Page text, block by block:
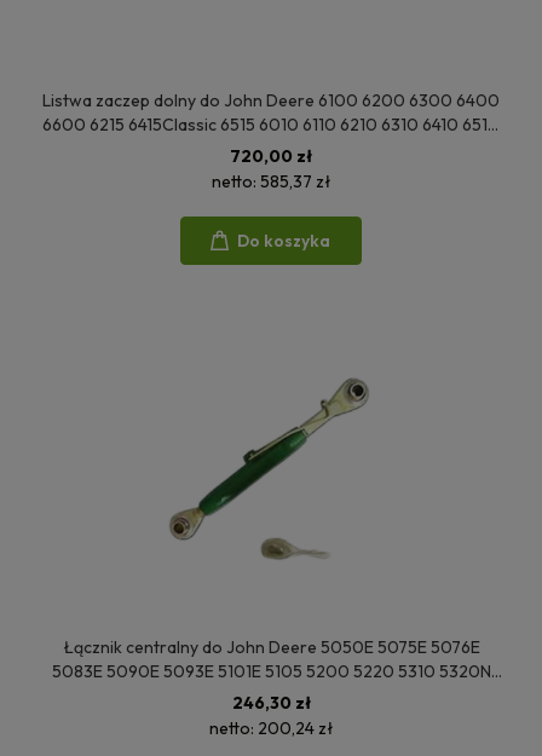
Listwa zaczep dolny do John Deere 6100 6200 6300 6400
6600 6215 6415Classic 6515 6010 6110 6210 6310 6410 6510
6610 6020S 6120 6220 6320 6420 L114953
720,00 zł
netto: 585,37 zł
Do koszyka
Łącznik centralny do John Deere 5050E 5075E 5076E
5083E 5090E 5093E 5101E 5105 5200 5220 5310 5320N
5420 5425 5500 5603 5625 5325 RE243206
246,30 zł
netto: 200,24 zł